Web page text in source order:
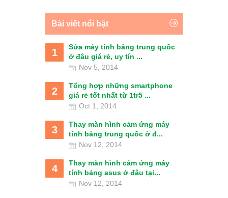
Bài viết nổi bật
1
Sửa máy tính bảng trung quốc
ở đâu giá rẻ, uy tín ...
Nov 5, 2014
2
Tổng hợp những smartphone
giá rẻ tốt nhất từ 1tr5 ...
Oct 1, 2014
3
Thay màn hình cảm ứng máy
tính bảng trung quốc ở đ...
Nov 12, 2014
4
Thay màn hình cảm ứng máy
tính bảng asus ở đâu tại...
Nov 12, 2014